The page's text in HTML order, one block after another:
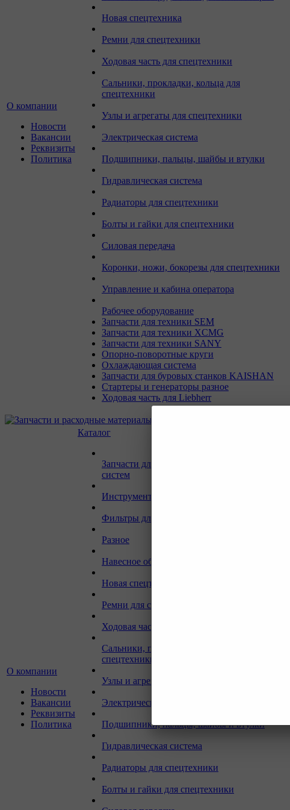
О компании
Новости
Вакансии
Реквизиты
Политика
Новая спецтехника
Ремни для спецтехники
Ходовая часть для спецтехники
Сальники, прокладки, кольца для
спецтехники
Узлы и агрегаты для спецтехники
Электрическая система
Подшипники, пальцы, шайбы и втулки
Гидравлическая система
Радиаторы для спецтехники
Болты и гайки для спецтехники
Силовая передача
Коронки, ножи, бокорезы для спецтехники
Управление и кабина оператора
Рабочее оборудование
Запчасти для техники SEM
Запчасти для техники XCMG
Запчасти для техники SANY
Опорно-поворотные круги
Охлаждающая система
Запчасти для буровых станков KAISHAN
Стартеры и генераторы разное
Ходовая часть для Liebherr
О компании
Новости
Вакансии
Реквизиты
Политика
Каталог
Запчасти для двигателей и сопутствующих
систем
Инструмент и материалы для СТО
Фильтры для спецтехники
Разное
Навесное оборудование для экскаваторов
Новая спецтехника
Ремни для спецтехники
Ходовая часть для спецтехники
Сальники, прокладки, кольца для
спецтехники
Узлы и агрегаты для спецтехники
Электрическая система
Подшипники, пальцы, шайбы и втулки
Гидравлическая система
Радиаторы для спецтехники
Болты и гайки для спецтехники